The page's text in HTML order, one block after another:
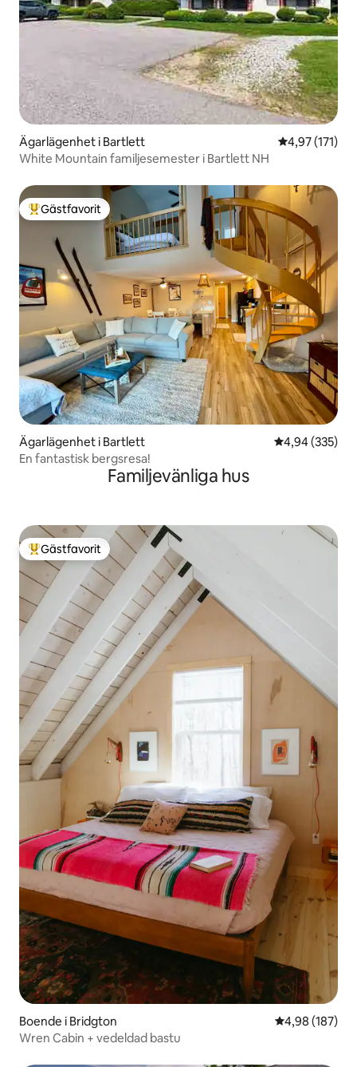
Ägarlägenhet i Bartlett 4,97 av 5 i
4,97 (171)
White Mountain familjesemester i Bartlett NH
Populär gästfavorit
Gästfavorit
Ägarlägenhet i Bartlett 4,94 av 5 i
4,94 (335)
En fantastisk bergsresa!
Familjevänliga hus
Populär gästfavorit
Gästfavorit
Boende i Bridgton 4,98 av 5 i
4,98 (187)
Wren Cabin + vedeldad bastu